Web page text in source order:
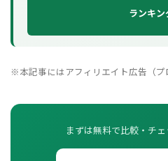
ランキ
※本記事にはアフィリエイト広告（プ
まずは無料で比較・チ